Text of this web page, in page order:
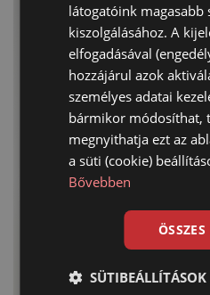
látogatóink magasabb
kiszolgálásához. A
elfogadásával
hozzájárul azok
személyes adatai
bármikor módosíthat,
megnyithatja ezt az
a süti (cookie)
Bővebben